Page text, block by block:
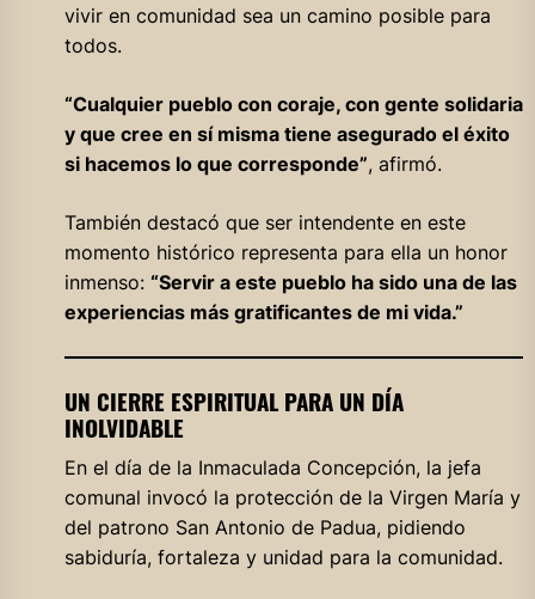
vivir en comunidad sea un camino posible para
todos.
“Cualquier pueblo con coraje, con gente solidaria
y que cree en sí misma tiene asegurado el éxito
si hacemos lo que corresponde”, afirmó.
También destacó que ser intendente en este
momento histórico representa para ella un honor
inmenso: “Servir a este pueblo ha sido una de las
experiencias más gratificantes de mi vida.”
UN CIERRE ESPIRITUAL PARA UN DÍA
INOLVIDABLE
En el día de la Inmaculada Concepción, la jefa
comunal invocó la protección de la Virgen María y
del patrono San Antonio de Padua, pidiendo
sabiduría, fortaleza y unidad para la comunidad.